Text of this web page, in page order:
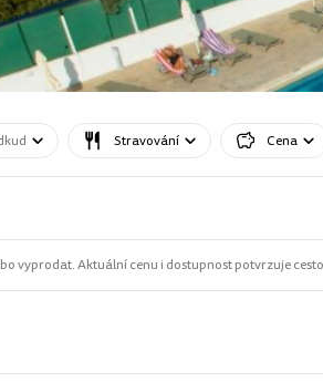
Stravování Cena
vyprodat. Aktuální cenu i dostupnost potvrzuje